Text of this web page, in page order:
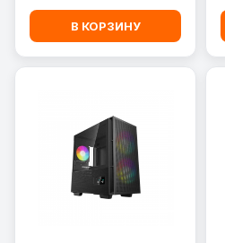
В КОРЗИНУ